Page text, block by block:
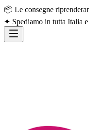
📦 Le consegne
✦ Spediamo in tutta Italia